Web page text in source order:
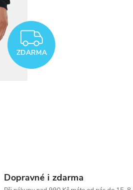
ZDARMA
ZDARMA
Dopravné i zdarma